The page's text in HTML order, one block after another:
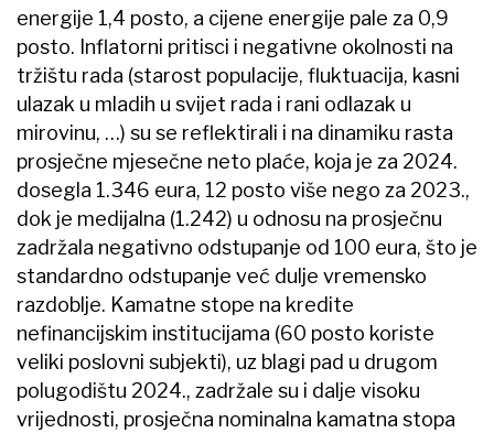
energije 1,4 posto, a cijene energije pale za 0,9
posto. Inflatorni pritisci i negativne okolnosti na
tržištu rada (starost populacije, fluktuacija, kasni
ulazak u mladih u svijet rada i rani odlazak u
mirovinu, …) su se reflektirali i na dinamiku rasta
prosječne mjesečne neto plaće, koja je za 2024.
dosegla 1.346 eura, 12 posto više nego za 2023.,
dok je medijalna (1.242) u odnosu na prosječnu
zadržala negativno odstupanje od 100 eura, što je
standardno odstupanje već dulje vremensko
razdoblje. Kamatne stope na kredite
nefinancijskim institucijama (60 posto koriste
veliki poslovni subjekti), uz blagi pad u drugom
polugodištu 2024., zadržale su i dalje visoku
vrijednosti, prosječna nominalna kamatna stopa